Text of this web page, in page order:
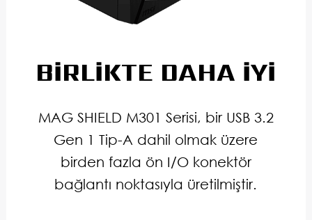
BİRLİKTE DAHA İYİ
MAG SHIELD M301 Serisi, bir USB 3.2
Gen 1 Tip-A dahil olmak üzere
birden fazla ön I/O konektör
bağlantı noktasıyla üretilmiştir.